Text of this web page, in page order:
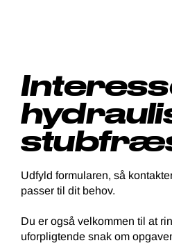
Udfyld formularen, så
passer til dit behov.
Du er også velkommen til at
uforpligtende snak om